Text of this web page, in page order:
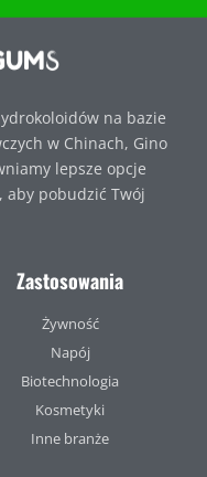
na bazie
w Chinach, Gino
lepsze opcje
aby pobudzić Twój
Zastosowania
Żywność
Napój
Biotechnologia
Kosmetyki
Inne branże